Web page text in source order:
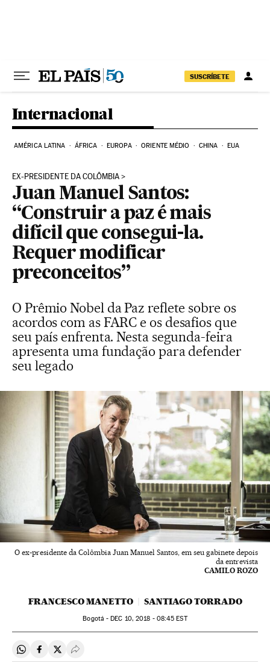
SUSCRÍBETE
Internacional
AMÉRICA LATINA ÁFRICA EUROPA ORIENTE MÉDIO CHINA EUA
EX-PRESIDENTE DA COLÔMBIA
Juan Manuel Santos:
“Construir a paz é mais
difícil que consegui-la.
Requer modificar
preconceitos”
O Prêmio Nobel da Paz reflete sobre os
acordos com as FARC e os desafios que
seu país enfrenta. Nesta segunda-feira
apresenta uma fundação para defender
seu legado
O ex-presidente da Colômbia Juan Manuel Santos, em seu gabinete depois
da entrevista
CAMILO ROZO
FRANCESCO MANETTO SANTIAGO TORRADO
Bogotá - DEC 10, 2018 - 08:45 EST
Compartir en Whatsapp
Compartir en Facebook
Compartir en Twitter
Desplegar Redes Sociales